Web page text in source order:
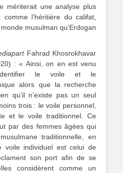
mériterait une analyse plus
l’héritière du califat,
musulman qu’Erdogan
Fahrad Khosrokhavar
: « Ainsi, on en est venu
identifier le voile et le
alors que la recherche
qu’il n’existe pas un seul
trois : le voile personnel,
et le voile traditionnel. Ce
par des femmes âgées qui
traditionnelle, en
voile individuel est celui de
son port afin de se
considèrent comme un